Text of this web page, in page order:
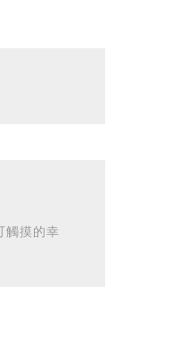
觸摸的幸